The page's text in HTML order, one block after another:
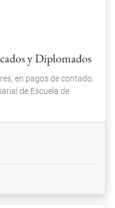
y Diplomados
en pagos de contado,
de Escuela de